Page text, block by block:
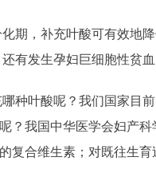
，补充叶酸可有效地降
有发生孕妇巨细胞性贫血
叶酸呢？我们国家目前
？我国中华医学会妇产
复合维生素；对既往生